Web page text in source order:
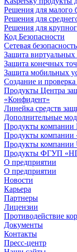
Решения для малого
Решения для
Решения для
Код Безопасности
Сетевая безопасность
Защита виртуальных
Защита конечных
Защита мобильных
Создание и
Продукты Центра
«Конфидент»
Линейка средств
Дополнительные
Продукты компании
Продукты компании
Продукты компании
Продукты ФГУП
О предприятии
О предприятии
Новости
Карьера
Партнеры
Лицензии
Противодействие
Документы
Контакты
Пресс-центр